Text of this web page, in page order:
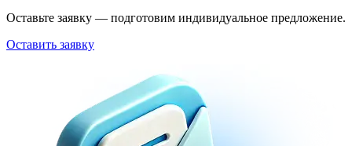
Оставьте заявку — подготовим индивидуальное предложение.
Оставить заявку